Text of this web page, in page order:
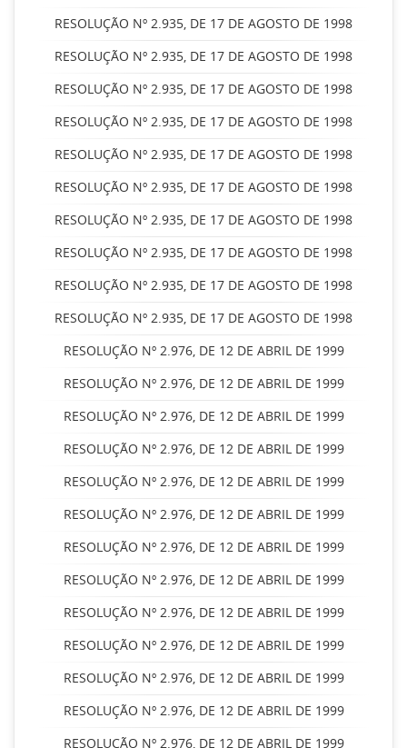
RESOLUÇÃO Nº 2.935, DE 17 DE AGOSTO DE 1998
RESOLUÇÃO Nº 2.935, DE 17 DE AGOSTO DE 1998
RESOLUÇÃO Nº 2.935, DE 17 DE AGOSTO DE 1998
RESOLUÇÃO Nº 2.935, DE 17 DE AGOSTO DE 1998
RESOLUÇÃO Nº 2.935, DE 17 DE AGOSTO DE 1998
RESOLUÇÃO Nº 2.935, DE 17 DE AGOSTO DE 1998
RESOLUÇÃO Nº 2.935, DE 17 DE AGOSTO DE 1998
RESOLUÇÃO Nº 2.935, DE 17 DE AGOSTO DE 1998
RESOLUÇÃO Nº 2.935, DE 17 DE AGOSTO DE 1998
RESOLUÇÃO Nº 2.935, DE 17 DE AGOSTO DE 1998
RESOLUÇÃO Nº 2.976, DE 12 DE ABRIL DE 1999
RESOLUÇÃO Nº 2.976, DE 12 DE ABRIL DE 1999
RESOLUÇÃO Nº 2.976, DE 12 DE ABRIL DE 1999
RESOLUÇÃO Nº 2.976, DE 12 DE ABRIL DE 1999
RESOLUÇÃO Nº 2.976, DE 12 DE ABRIL DE 1999
RESOLUÇÃO Nº 2.976, DE 12 DE ABRIL DE 1999
RESOLUÇÃO Nº 2.976, DE 12 DE ABRIL DE 1999
RESOLUÇÃO Nº 2.976, DE 12 DE ABRIL DE 1999
RESOLUÇÃO Nº 2.976, DE 12 DE ABRIL DE 1999
RESOLUÇÃO Nº 2.976, DE 12 DE ABRIL DE 1999
RESOLUÇÃO Nº 2.976, DE 12 DE ABRIL DE 1999
RESOLUÇÃO Nº 2.976, DE 12 DE ABRIL DE 1999
RESOLUÇÃO Nº 2.976, DE 12 DE ABRIL DE 1999